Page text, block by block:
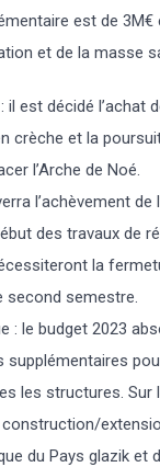
est de 3M€
et de la masse
il est décidé l’achat
crèche et la
l’Arche de Noé.
l’achèvement de
des travaux de
la
second semestre.
: le budget 2023
supplémentaires
les structures. Sur
du Pays glazik et